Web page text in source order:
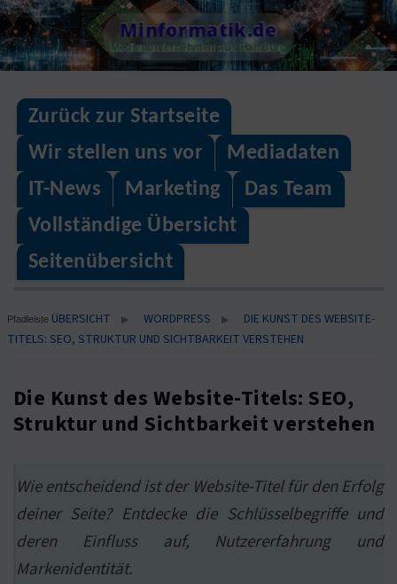
Skip
to
content
Minformatik.de
Medienunternehmen aus Hamburg
Zurück zur Startseite
Wir stellen uns vor
Mediadaten
IT-News
Marketing
Das Team
Vollständige Übersicht
Seitenübersicht
Pfadleiste ÜBERSICHT ▶ WORDPRESS ▶
DIE KUNST DES WEBSITE-
TITELS: SEO, STRUKTUR UND SICHTBARKEIT VERSTEHEN
Die Kunst des Website-Titels: SEO,
Struktur und Sichtbarkeit verstehen
Wie entscheidend ist der Website-Titel für den Erfolg
deiner Seite? Entdecke die Schlüsselbegriffe und
deren Einfluss auf, Nutzererfahrung und
Markenidentität.